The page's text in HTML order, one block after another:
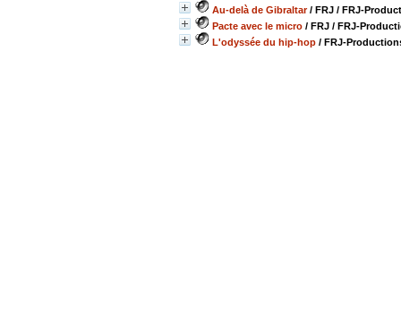
Au-delà de Gibraltar/ FRJ / FRJ-
Pacte avec le micro / FRJ / FRJ-
L'odyssée du hip-hop / FRJ-